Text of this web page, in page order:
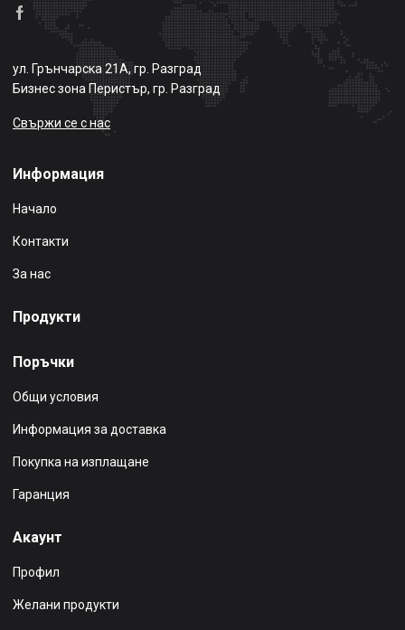
ул. Грънчарска 21А, гр. Разград
Бизнес зона Перистър, гр. Разград
Свържи се с нас
Информация
Начало
Контакти
За нас
Продукти
Поръчки
Общи условия
Информация за доставка
Покупка на изплащане
Гаранция
Акаунт
Профил
Желани продукти